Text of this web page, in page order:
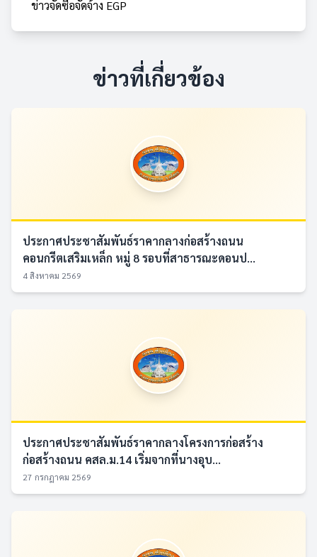
ข่าวจัดซื้อจัดจ้าง EGP
ข่าวที่เกี่ยวข้อง
ประกาศประชาสัมพันธ์ราคากลางก่อสร้างถนน
คอนกรีตเสริมเหล็ก หมู่ 8 รอบที่สาธารณะดอนป...
4 สิงหาคม 2569
ประกาศประชาสัมพันธ์ราคากลางโครงการก่อสร้าง
ก่อสร้างถนน คสล.ม.14 เริ่มจากที่นางอุบ...
27 กรกฎาคม 2569